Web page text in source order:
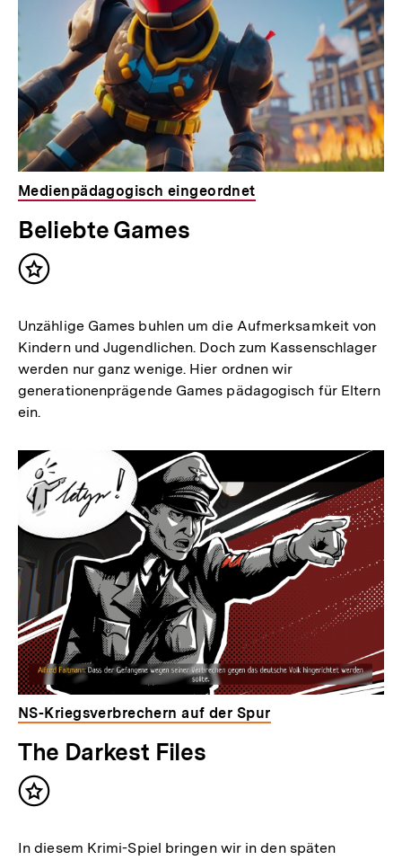
Medienpädagogisch eingeordnet
Beliebte Games
Inhalt
Unzählige Games buhlen um die Aufmerksamkeit von
Kindern und Jugendlichen. Doch zum Kassenschlager
werden nur ganz wenige. Hier ordnen wir
generationenprägende Games pädagogisch für Eltern
ein.
NS-Kriegsverbrechern auf der Spur
The Darkest Files
Inhalt
In diesem Krimi-Spiel bringen wir in den späten